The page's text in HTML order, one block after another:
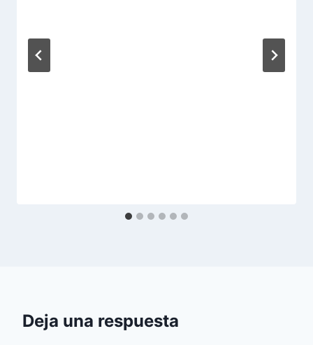
Deja una respuesta